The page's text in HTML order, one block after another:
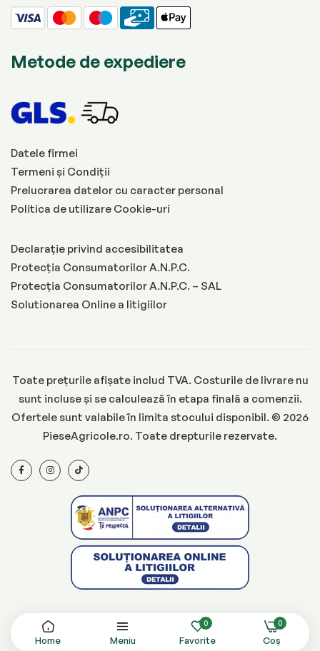
Metode de expediere
Datele firmei
Termeni și Condiții
Prelucrarea datelor cu caracter personal
Politica de utilizare Cookie-uri
Declarație privind accesibilitatea
Protecția Consumatorilor A.N.P.C.
Protecția Consumatorilor A.N.P.C. – SAL
Solutionarea Online a litigiilor
Toate prețurile afișate includ TVA. Costurile de livrare nu
sunt incluse și se calculează în etapa finală a comenzii.
Ofertele sunt valabile în limita stocului disponibil. © 2026
PieseAgricole.ro. Toate drepturile rezervate.
Home Meniu
0
Favorite
0
Coș